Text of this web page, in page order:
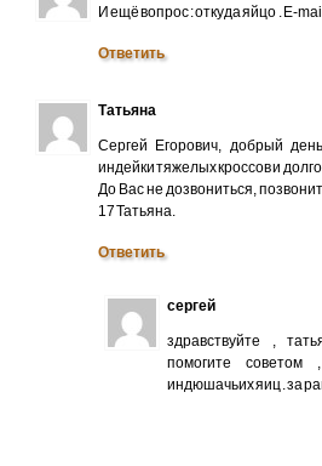
И ещё вопрос : откуда яйцо . E-
Ответить
Татьяна
Сергей Егорович, добрый
индейки тяжелых кроссов и
До Вас не дозвониться,
17 Татьяна.
Ответить
сергей
здравствуйте ,
помогите
индюшачьих яиц . за